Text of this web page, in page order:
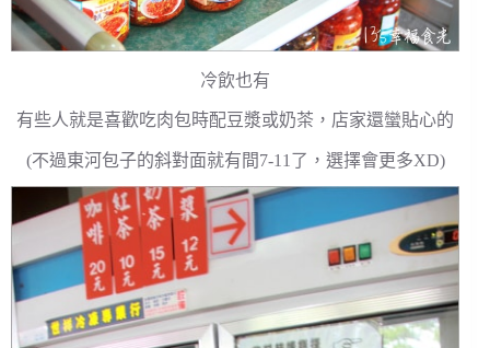
冷飲也有
有些人就是喜歡吃肉包時配豆漿或奶茶，店家還蠻貼心的
(不過東河包子的斜對面就有間7-11了，選擇會更多XD)